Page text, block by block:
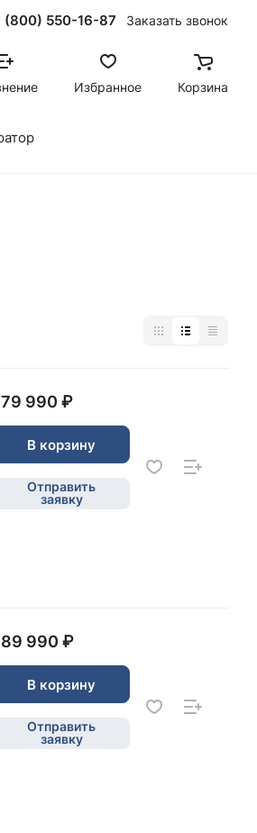
(800) 550-16-87 Заказать звонок
Избранное Корзина
990 ₽
В корзину
Отправить
заявку
990 ₽
В корзину
Отправить
заявку